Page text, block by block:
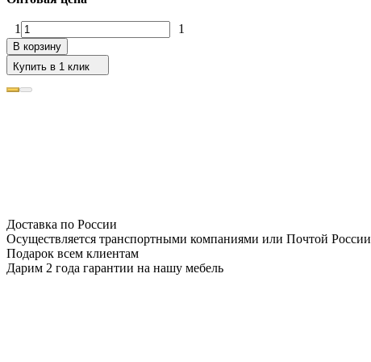
1 1
В корзину
Купить в 1 клик
Доставка по России
Осуществляется транспортными компаниями или Почтой России
Подарок всем клиентам
Дарим 2 года гарантии на нашу мебель